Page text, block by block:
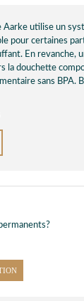
Aarke utilise un
pour certaines
En revanche,
la douchette
sans BPA.